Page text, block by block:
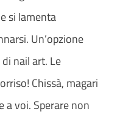
si lamenta
Un’opzione
nail art. Le
Chissà, magari
a voi. Sperare non